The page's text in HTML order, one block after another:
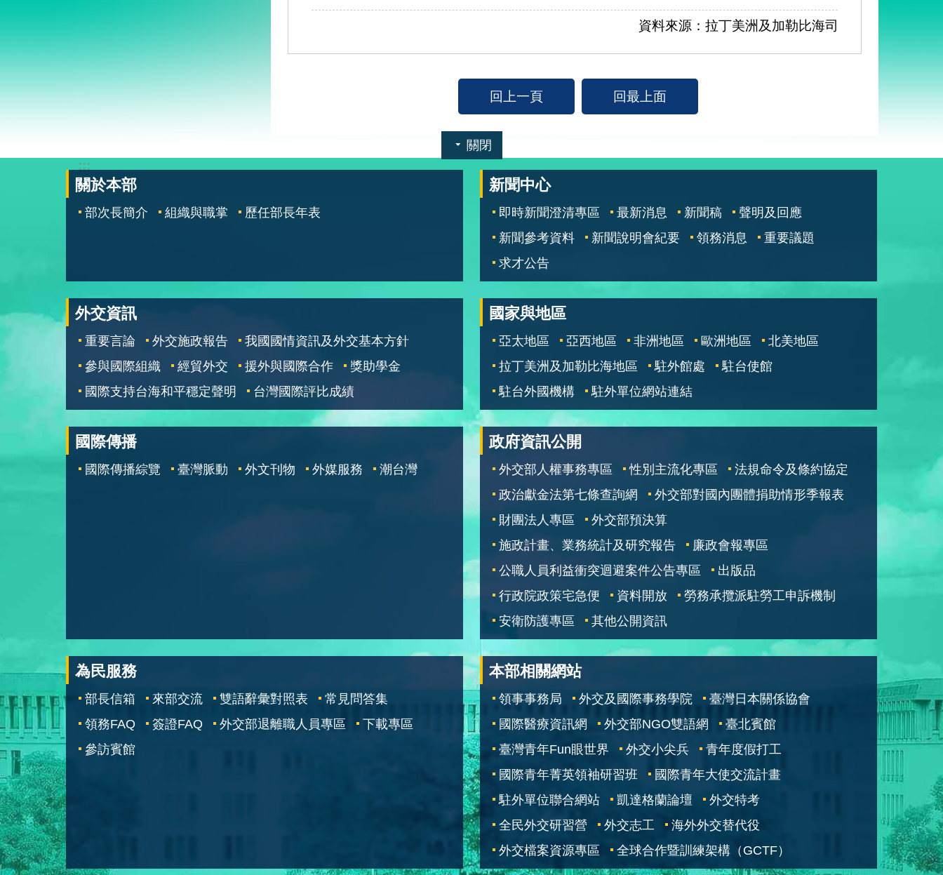
資料來源：拉丁美洲及加勒比海司
回上一頁 回最上面
關閉
:::
關於本部
部次長簡介 組織與職掌 歷任部長年表
新聞中心
即時新聞澄清專區 最新消息 新聞稿
聲明及回應
新聞參考資料
新聞說明會紀要 領務消息
重要議題
求才公告
外交資訊
重要言論 外交施政報告
我國國情資訊及外交基本方針
參與國際組織
經貿外交 援外與國際合作
獎助學金
國際支持台海和平穩定聲明
台灣國際評比成績
國家與地區
亞太地區 亞西地區 非洲地區 歐洲地區
北美地區
拉丁美洲及加勒比海地區
駐外館處
駐台使館
駐台外國機構
駐外單位網站連結
國際傳播
國際傳播綜覽 臺灣脈動 外文刊物 外媒服務 潮台灣
政府資訊公開
外交部人權事務專區 性別主流化專區
法規命令及條約協定
政治獻金法第七條查詢網
外交部對國內團體捐助情形季報表
財團法人專區
外交部預決算
施政計畫、業務統計及研究報告
廉政會報專區
公職人員利益衝突迴避案件公告專區
出版品
行政院政策宅急便
資料開放
勞務承攬派駐勞工申訴機制
安衛防護專區
其他公開資訊
為民服務
部長信箱 來部交流 雙語辭彙對照表
常見問答集
領務FAQ
簽證FAQ 外交部退離職人員專區
下載專區
參訪賓館
本部相關網站
領事事務局 外交及國際事務學院
臺灣日本關係協會
國際醫療資訊網
外交部NGO雙語網
臺北賓館
臺灣青年Fun眼世界
外交小尖兵
青年度假打工
國際青年菁英領袖研習班
國際青年大使交流計畫
駐外單位聯合網站
凱達格蘭論壇
外交特考
全民外交研習營
外交志工
海外外交替代役
外交檔案資源專區
全球合作暨訓練架構（GCTF）